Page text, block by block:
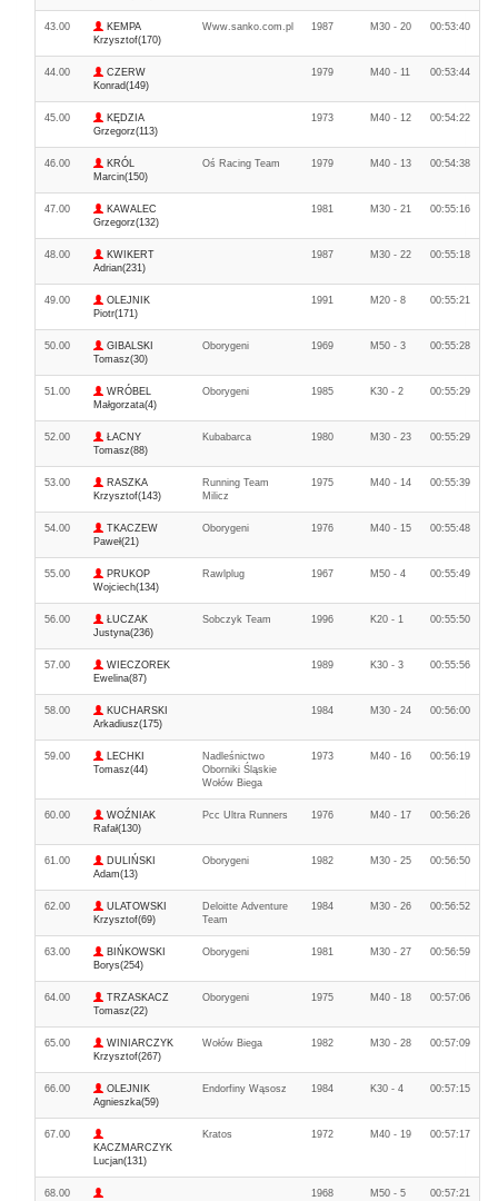
43.00
KEMPA
Krzysztof(170)
Www.sanko.com.pl 1987 M30 - 20 00:53:40
44.00
CZERW
Konrad(149)
1979 M40 - 11 00:53:44
45.00
KĘDZIA
Grzegorz(113)
1973 M40 - 12 00:54:22
46.00
KRÓL
Marcin(150)
Oś Racing Team 1979 M40 - 13 00:54:38
47.00
KAWALEC
Grzegorz(132)
1981 M30 - 21 00:55:16
48.00
KWIKERT
Adrian(231)
1987 M30 - 22 00:55:18
49.00
OLEJNIK
Piotr(171)
1991 M20 - 8 00:55:21
50.00
GIBALSKI
Tomasz(30)
Oborygeni 1969 M50 - 3 00:55:28
51.00
WRÓBEL
Małgorzata(4)
Oborygeni 1985 K30 - 2 00:55:29
52.00
ŁACNY
Tomasz(88)
Kubabarca 1980 M30 - 23 00:55:29
53.00
RASZKA
Krzysztof(143)
Running Team
Milicz
1975 M40 - 14 00:55:39
54.00
TKACZEW
Paweł(21)
Oborygeni 1976 M40 - 15 00:55:48
55.00
PRUKOP
Wojciech(134)
Rawlplug 1967 M50 - 4 00:55:49
56.00
ŁUCZAK
Justyna(236)
Sobczyk Team 1996 K20 - 1 00:55:50
57.00
WIECZOREK
Ewelina(87)
1989 K30 - 3 00:55:56
58.00
KUCHARSKI
Arkadiusz(175)
1984 M30 - 24 00:56:00
59.00
LECHKI
Tomasz(44)
Nadleśnictwo
Oborniki Śląskie
Wołów Biega
1973 M40 - 16 00:56:19
60.00
WOŹNIAK
Rafał(130)
Pcc Ultra Runners 1976 M40 - 17 00:56:26
61.00
DULIŃSKI
Adam(13)
Oborygeni 1982 M30 - 25 00:56:50
62.00
ULATOWSKI
Krzysztof(69)
Deloitte Adventure
Team
1984 M30 - 26 00:56:52
63.00
BIŃKOWSKI
Borys(254)
Oborygeni 1981 M30 - 27 00:56:59
64.00
TRZASKACZ
Tomasz(22)
Oborygeni 1975 M40 - 18 00:57:06
65.00
WINIARCZYK
Krzysztof(267)
Wołów Biega 1982 M30 - 28 00:57:09
66.00
OLEJNIK
Agnieszka(59)
Endorfiny Wąsosz 1984 K30 - 4 00:57:15
67.00
KACZMARCZYK
Lucjan(131)
Kratos 1972 M40 - 19 00:57:17
68.00 1968 M50 - 5 00:57:21